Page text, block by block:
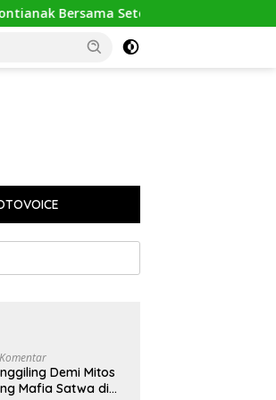
Ton Sisik Haram
Demi Mitos
Mafia Satwa di